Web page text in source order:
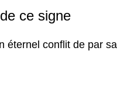
ce signe
éternel conflit de par